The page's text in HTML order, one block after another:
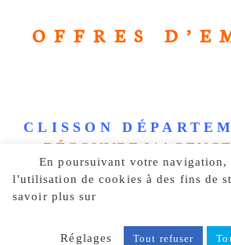
OFFRES
CLISSON
> DÉCOUVRE
En poursuivant votre navigation,
l'utilisation de cookies à des fins de
savoir plus sur
Réglages
Tout refuser